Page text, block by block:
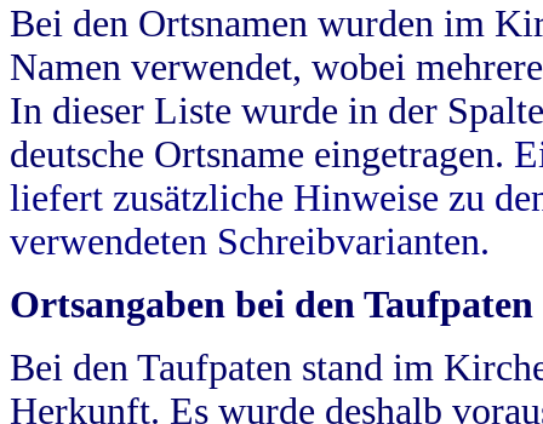
Bei den Ortsnamen wurden im
Namen verwendet, wobei
In dieser Liste wurde in der
deutsche Ortsname eingetragen.
liefert zusätzliche Hinweise zu
verwendeten Schreibvarianten.
Ortsangaben bei den Taufpaten
Bei den Taufpaten stand im
Herkunft. Es wurde deshalb